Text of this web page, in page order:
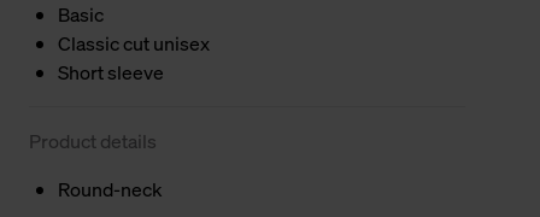
Basic
Classic cut unisex
Short sleeve
Product details
Round-neck